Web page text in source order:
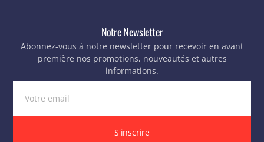
Notre Newsletter
Abonnez-vous à notre newsletter pour recevoir en avant
première nos promotions, nouveautés et autres
informations.
S'inscrire